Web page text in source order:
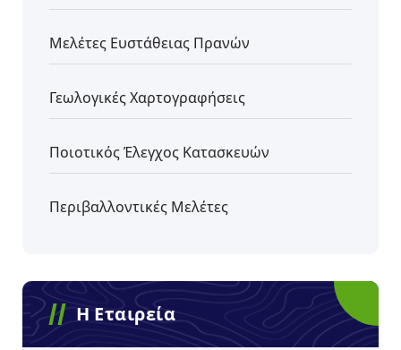
Μελέτες Ευστάθειας Πρανών
Γεωλογικές Χαρτογραφήσεις
Ποιοτικός Έλεγχος Κατασκευών
Περιβαλλοντικές Μελέτες
Η Εταιρεία